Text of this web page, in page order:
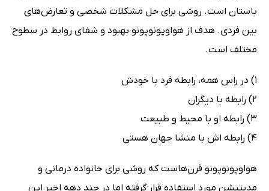
باستان است. روشی برای حل مشکلات شخصی و تعارض‌های
بین فردی. هدف از هواوپونوپونو بهبود و شفای روابط در سطوح
مختلف است.
1) در راس همه، رابطه فرد با خودش
2) رابطه با دیگران
3) رابطه او با محیط و طبیعت
4) رابطه اش با منشا جهان هستی
هواوپونوپونو قرن‌هاست که روشی برای خانواده درمانی و
مدیتیشن مورد استفاده قرار گرفته اما در چند دهه اخیر این